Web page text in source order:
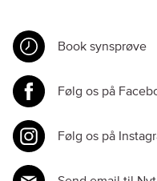
Book synsprøve
Følg os på
Følg os på